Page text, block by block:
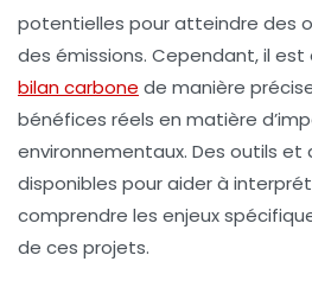
potentielles pour atteindre des
des émissions. Cependant, il est
bilan carbone de manière
bénéfices réels en matière
environnementaux. Des outils
disponibles pour aider à
comprendre les enjeux
de ces projets.